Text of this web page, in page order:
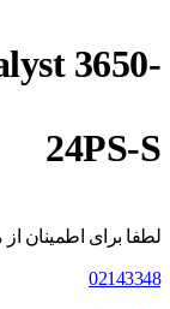
3650-
24PS-S
لطفا برای اطمینان
02143348